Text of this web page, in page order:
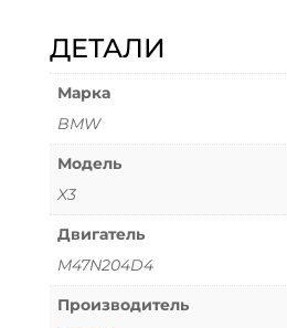
ДЕТАЛИ
Марка
BMW
Модель
X3
Двигатель
M47N204D4
Производитель